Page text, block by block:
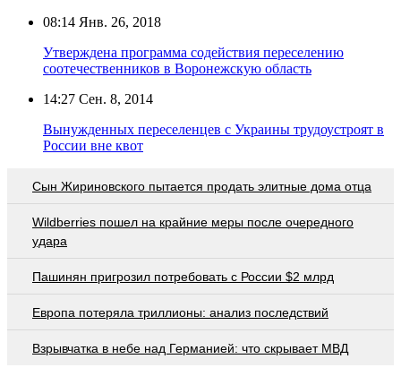
08:14 Янв. 26, 2018
Утверждена программа содействия переселению
соотечественников в Воронежскую область
14:27 Сен. 8, 2014
Вынужденных переселенцев с Украины трудоустроят в
России вне квот
Сын Жириновского пытается продать элитные дома отца
Wildberries пошел на крайние меры после очередного
удара
Пашинян пригрозил потребовать c России $2 млрд
Европа потеряла триллионы: анализ последствий
Взрывчатка в небе над Германией: что скрывает МВД